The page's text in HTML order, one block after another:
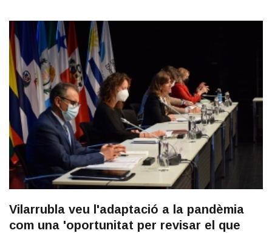
Vilarrubla veu l'adaptació a la pandèmia
com una 'oportunitat per revisar el que